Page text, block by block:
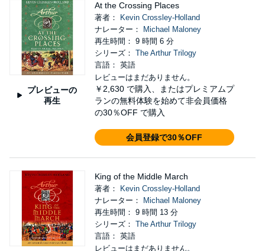
プレビューの
再生
At the Crossing Places
著者：
Kevin Crossley-Holland
ナレーター：
Michael Maloney
再生時間： 9 時間 6 分
シリーズ： The Arthur Trilogy
言語： 英語
レビューはまだありません。
￥2,630 で購入、またはプレミアムプ
ランの無料体験を始めて非会員価格
の30％OFF で購入
会員登録で30％OFF
King of the Middle March
著者：
Kevin Crossley-Holland
ナレーター：
Michael Maloney
再生時間： 9 時間 13 分
シリーズ： The Arthur Trilogy
言語： 英語
レビューはまだありません。